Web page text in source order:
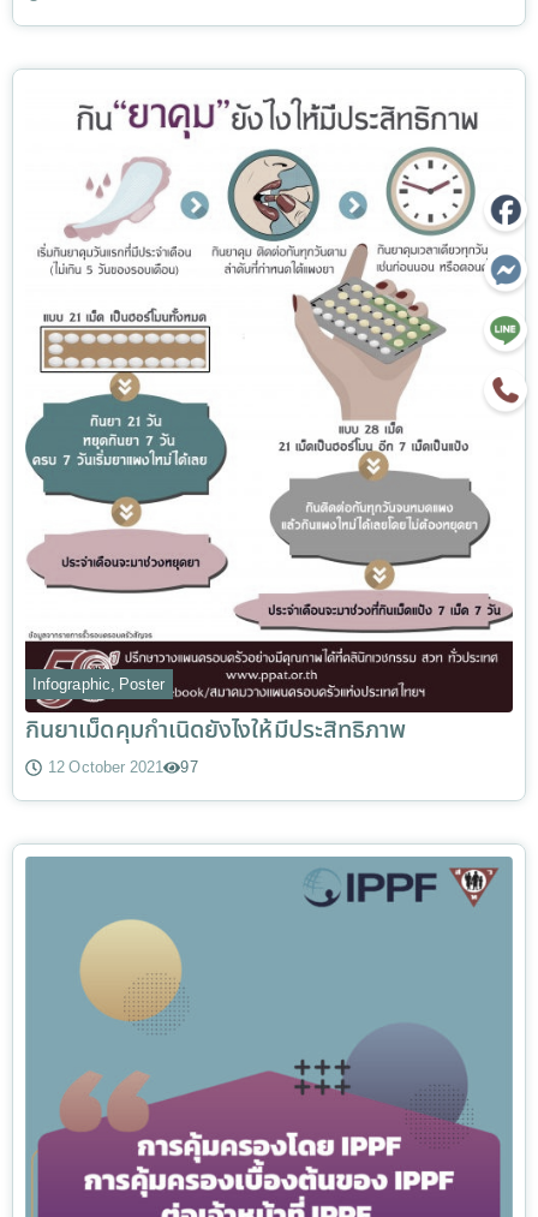
Infographic, Poster
กินยาเม็ดคุมกำเนิดยังไงให้มีประสิทธิภาพ
12 October 2021 97